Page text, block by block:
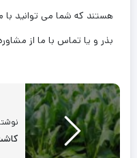
هستند که شما می توانید با
بذر و یا تماس با ما از